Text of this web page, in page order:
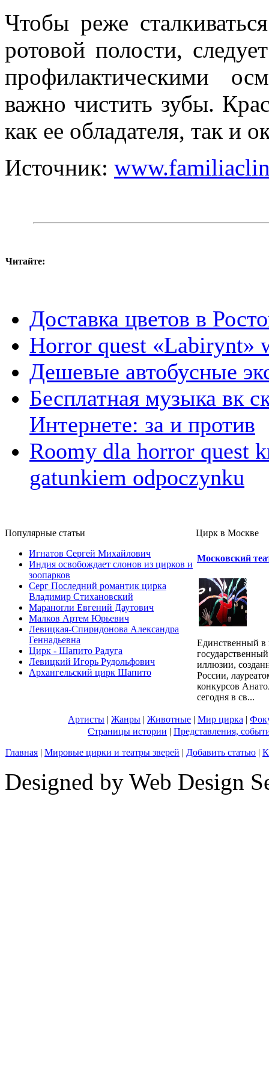
Чтобы реже
ротовой полости,
профилактическими
важно чистить зубы.
как ее обладателя, так и
Источник:
Читайте:
Доставка цветов в
Horror quest «Labirynt»
Дешевые автобусные
Бесплатная музыка вк
Интернете: за и против
Roomy dla horror quest
gatunkiem odpoczynku
Популярные cтатьи
Игнатов Сергей Михайлович
Индия освобождает слонов из цирков и
зоопарков
Серг Последний романтик цирка
Владимир Стихановский
Мараногли Евгений Даутович
Малков Артем Юрьевич
Левицкая-Спиридонова Александра
Геннадьевна
Цирк - Шапито Радуга
Левицкий Игорь Рудольфович
Архангельский цирк Шапито
Цирк в Москве
Московский
Единственный в
иллюзии,
России,
конкурсов
сегодня в св...
Артисты | Жанры | Животные | Мир цирка |
Страницы истории | Представления,
Главная | Мировые цирки и театры зверей | Добавить статью |
Designed by Web Design